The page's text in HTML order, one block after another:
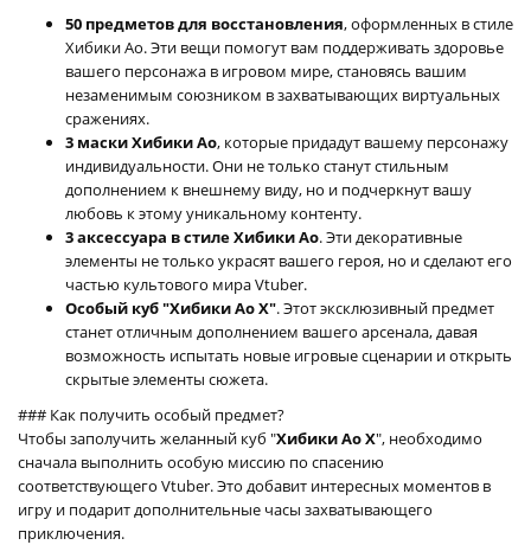
50 предметов для восстановления, оформленных в стиле
Хибики Ао. Эти вещи помогут вам поддерживать здоровье
вашего персонажа в игровом мире, становясь вашим
незаменимым союзником в захватывающих виртуальных
сражениях.
3 маски Хибики Ао, которые придадут вашему персонажу
индивидуальности. Они не только станут стильным
дополнением к внешнему виду, но и подчеркнут вашу
любовь к этому уникальному контенту.
3 аксессуара в стиле Хибики Ао. Эти декоративные
элементы не только украсят вашего героя, но и сделают его
частью культового мира Vtuber.
Особый куб "Хибики Ао X". Этот эксклюзивный предмет
станет отличным дополнением вашего арсенала, давая
возможность испытать новые игровые сценарии и открыть
скрытые элементы сюжета.
### Как получить особый предмет?
Чтобы заполучить желанный куб "Хибики Ао X", необходимо
сначала выполнить особую миссию по спасению
соответствующего Vtuber. Это добавит интересных моментов в
игру и подарит дополнительные часы захватывающего
приключения.